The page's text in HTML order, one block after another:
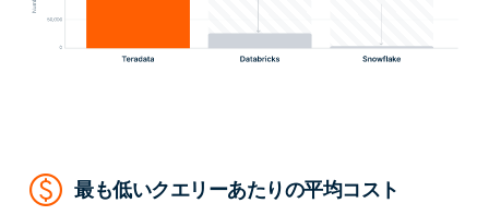
paid 最も低いクエリーあたりの平均コスト